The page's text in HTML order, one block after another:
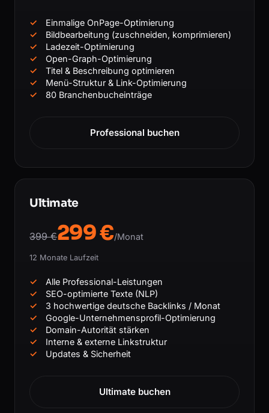
Einmalige OnPage-Optimierung
Bildbearbeitung (zuschneiden, komprimieren)
Ladezeit-Optimierung
Open-Graph-Optimierung
Titel & Beschreibung optimieren
Menü-Struktur & Link-Optimierung
80 Branchenbucheinträge
Professional buchen
Ultimate
399 €299 €/Monat
12 Monate Laufzeit
Alle Professional-Leistungen
SEO-optimierte Texte (NLP)
3 hochwertige deutsche Backlinks / Monat
Google-Unternehmensprofil-Optimierung
Domain-Autorität stärken
Interne & externe Linkstruktur
Updates & Sicherheit
Ultimate buchen